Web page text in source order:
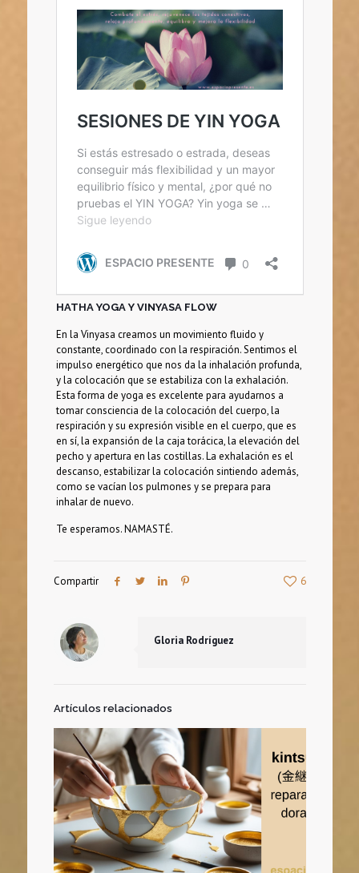
HATHA YOGA Y VINYASA FLOW
En la Vinyasa creamos un movimiento fluido y
constante, coordinado con la respiración. Sentimos el
impulso energético que nos da la inhalación profunda,
y la colocación que se estabiliza con la exhalación.
Esta forma de yoga es excelente para ayudarnos a
tomar consciencia de la colocación del cuerpo, la
respiración y su expresión visible en el cuerpo, que es
en sí, la expansión de la caja torácica, la elevación del
pecho y apertura en las costillas. La exhalación es el
descanso, estabilizar la colocación sintiendo además,
como se vacían los pulmones y se prepara para
inhalar de nuevo.
Te esperamos. NAMASTÉ.
Compartir 6
Gloria Rodríguez
Artículos relacionados